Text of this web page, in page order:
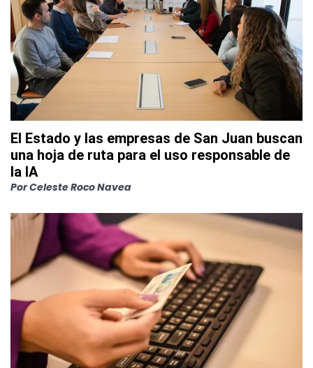
El Estado y las empresas de San Juan buscan
una hoja de ruta para el uso responsable de
la IA
PorCeleste Roco Navea